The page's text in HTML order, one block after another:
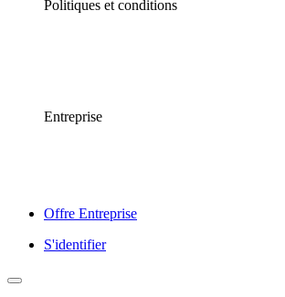
Politiques et conditions
Entreprise
Offre Entreprise
S'identifier